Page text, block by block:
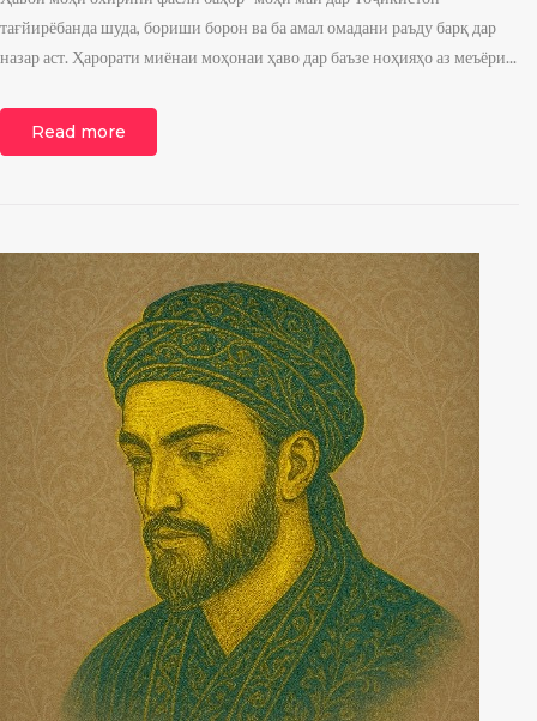
тағйирёбанда шуда, бориши борон ва ба амал омадани раъду барқ дар
назар аст. Ҳарорати миёнаи моҳонаи ҳаво дар баъзе ноҳияҳо аз меъёри...
Read more